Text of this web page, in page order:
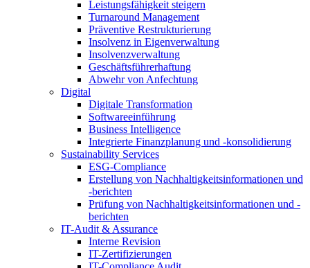
Leistungsfähigkeit steigern
Turnaround Management
Präventive Restrukturierung
Insolvenz in Eigenverwaltung
Insolvenzverwaltung
Geschäftsführerhaftung
Abwehr von Anfechtung
Digital
Digitale Transformation
Softwareeinführung
Business Intelligence
Integrierte Finanzplanung und -konsolidierung
Sustainability Services
ESG-Compliance
Erstellung von Nachhaltigkeitsinformationen und
-berichten
Prüfung von Nachhaltigkeitsinformationen und -
berichten
IT-Audit & Assurance
Interne Revision
IT-Zertifizierungen